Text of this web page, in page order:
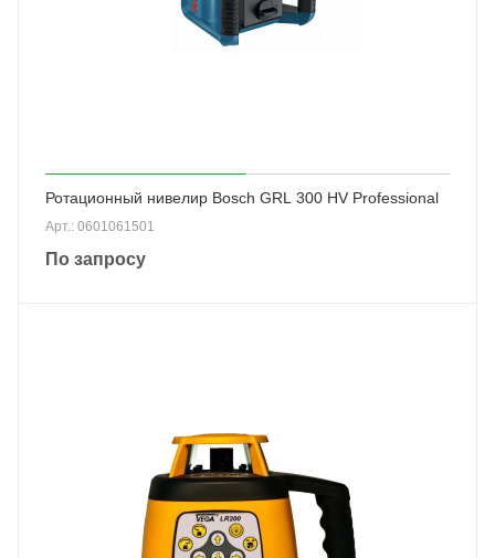
Ротационный нивелир Bosch GRL 300 HV Professional
Арт.: 0601061501
По запросу